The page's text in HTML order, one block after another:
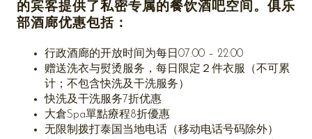
的宾客提供了私密专属的餐饮酒吧空间。俱乐
部酒廊优惠包括：
行政酒廊的开放时间为每日07:00 – 22:00
赠送洗衣与熨烫服务，每日限定２件衣服（不可累
计；不包含快洗及干洗服务）
快洗及干洗服务7折优惠
大倉Spa單點療程8折優惠
无限制拨打泰国当地电话（移动电话号码除外）